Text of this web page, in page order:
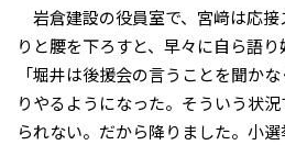
岩倉建設の役員室で、宮﨑は応接
りと腰を下ろすと、早々に自ら語り
「堀井は後援会の言うことを聞か
りやるようになった。そういう状
られない。だから降りました。小